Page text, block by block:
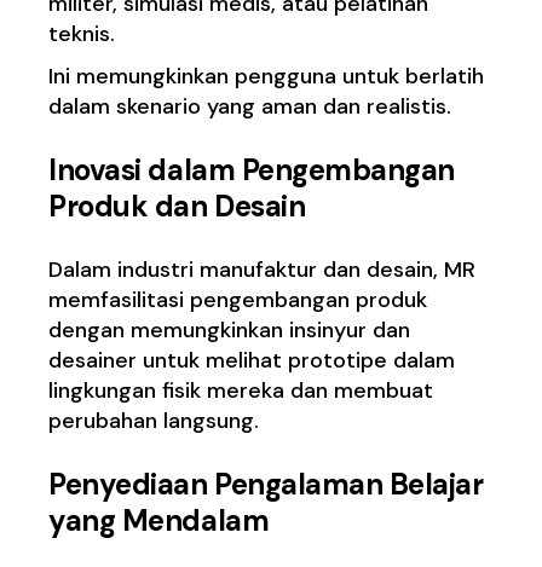
teknis.
Ini memungkinkan pengguna untuk berlatih
dalam skenario yang aman dan realistis.
Inovasi dalam Pengembangan
Produk dan Desain
Dalam industri manufaktur dan desain, MR
memfasilitasi pengembangan produk
dengan memungkinkan insinyur dan
desainer untuk melihat prototipe dalam
lingkungan fisik mereka dan membuat
perubahan langsung.
Penyediaan Pengalaman Belajar
yang Mendalam